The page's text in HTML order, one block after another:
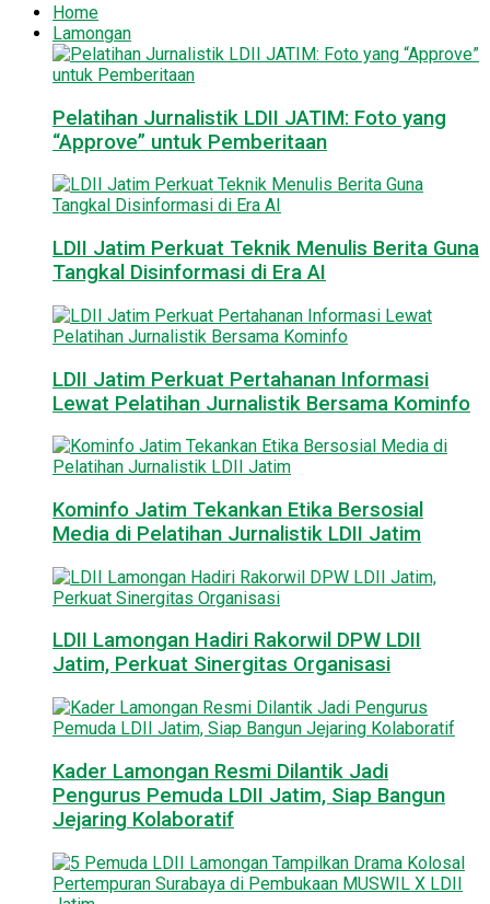
Home
Lamongan
Pelatihan Jurnalistik LDII JATIM: Foto yang
“Approve” untuk Pemberitaan
LDII Jatim Perkuat Teknik Menulis Berita Guna
Tangkal Disinformasi di Era AI
LDII Jatim Perkuat Pertahanan Informasi
Lewat Pelatihan Jurnalistik Bersama Kominfo
Kominfo Jatim Tekankan Etika Bersosial
Media di Pelatihan Jurnalistik LDII Jatim
LDII Lamongan Hadiri Rakorwil DPW LDII
Jatim, Perkuat Sinergitas Organisasi
Kader Lamongan Resmi Dilantik Jadi
Pengurus Pemuda LDII Jatim, Siap Bangun
Jejaring Kolaboratif